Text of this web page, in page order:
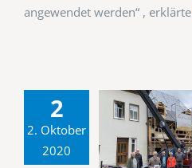
angewendet werden“ , erklärte
2
2. Oktober
2020